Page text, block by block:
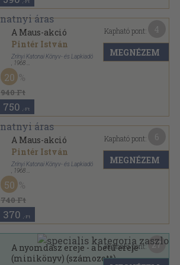
,-Ft
A Maus-akció
Pintér István
Zrínyi Katonai Könyv- és Lapkiadó
1968
Könyvkötői kötés
Reflektor sorozat
940 Ft
20
750 ,-Ft
Kapható pont:
MEGNÉZEM
A Maus-akció
Pintér István
Zrínyi Katonai Könyv- és Lapkiadó
1968
Fűzött papírkötés
Reflektor sorozat
740 Ft
50
370 ,-Ft
Kapható pont:
MEGNÉZEM
A nyomdász ereje - a betű ereje
(minikönyv) (számozott)
Kapható pont: 27